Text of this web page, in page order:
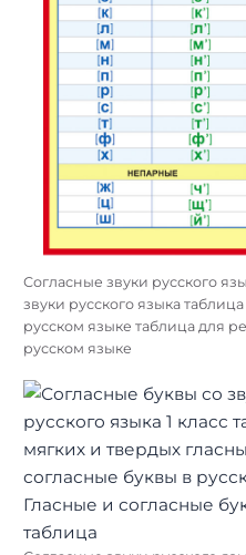
Согласные звуки русского
звуки русского языка
русском языке таблица для
русском языке